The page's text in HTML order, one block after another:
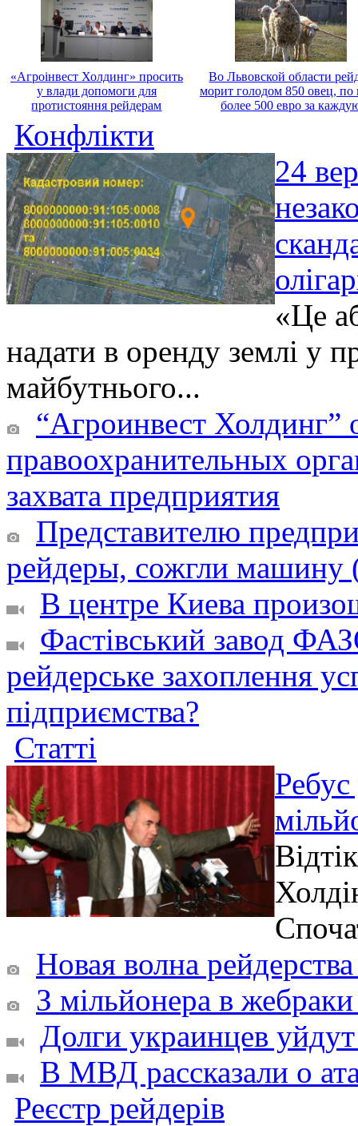
«Агроінвест Холдинг» просить
у влади допомоги для
протистояння рейдерам
Во Львовской области
морит голодом 850 овец, по
более 500 евро за
Конфлікти
24
«Це
надати в оренду землі у
майбутнього...
“Агроинвест Холдинг”
правоохранительных
захвата предприятия
Представителю
рейдеры, сожгли машину
В центре Киева
Фастівський завод
рейдерське захоплення
підприємства?
Статті
Ребус
Новая волна
З мільйонера в
Долги украинцев
В МВД рассказали о
Реєстр рейдерів